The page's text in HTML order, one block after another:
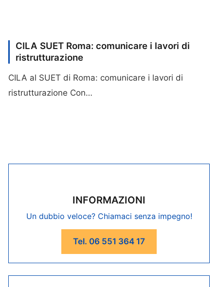
CILA SUET Roma: comunicare i lavori di
ristrutturazione
CILA al SUET di Roma: comunicare i lavori di
ristrutturazione Con…
INFORMAZIONI
Un dubbio veloce? Chiamaci senza impegno!
Tel. 06 551 364 17